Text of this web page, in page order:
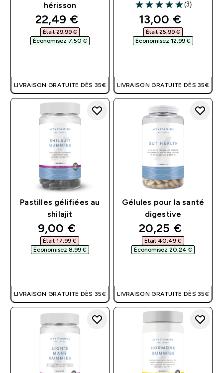
hérisson
discounted price
22,49 €‎
Était 29,99 €‎
Économisez 7,50 €‎
LIVRAISON GRATUITE DÈS 35€
5 out of 5 stars
(3)
discounted
13,00 €‎
Était 25,99 €‎
Économisez 12,99 €‎
LIVRAISON GRATUITE DÈS 35€
Pastilles gélifiées au
shilajit
discounted price
9,00 €‎
Était 17,99 €‎
Économisez 8,99 €‎
LIVRAISON GRATUITE DÈS 35€
Gélules pour la santé
digestive
discounted
20,25 €‎
Était 40,49 €‎
Économisez 20,24 €‎
LIVRAISON GRATUITE DÈS 35€